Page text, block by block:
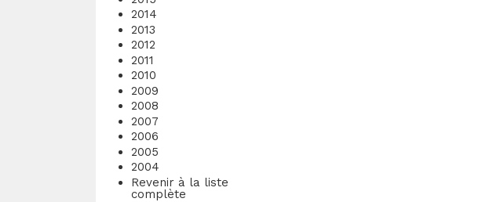
2014
2013
2012
2011
2010
2009
2008
2007
2006
2005
2004
Revenir à la liste
complète